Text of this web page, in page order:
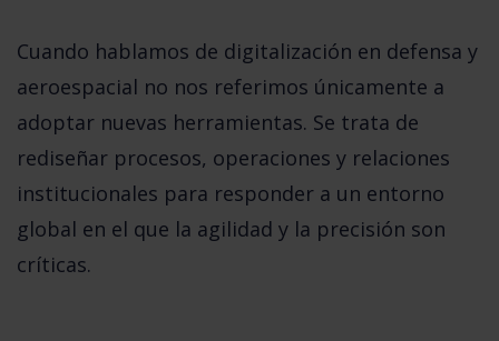
Cuando hablamos de digitalización en defensa y
aeroespacial no nos referimos únicamente a
adoptar nuevas herramientas. Se trata de
rediseñar procesos, operaciones y relaciones
institucionales para responder a un entorno
global en el que la agilidad y la precisión son
críticas.